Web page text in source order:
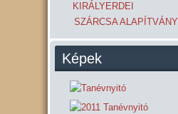
KIRÁLYERDEI
SZÁRCSA ALAPÍTVÁNY
Képek